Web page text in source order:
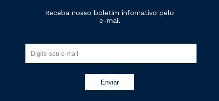
Receba nosso boletim infomativo pelo
e-mail